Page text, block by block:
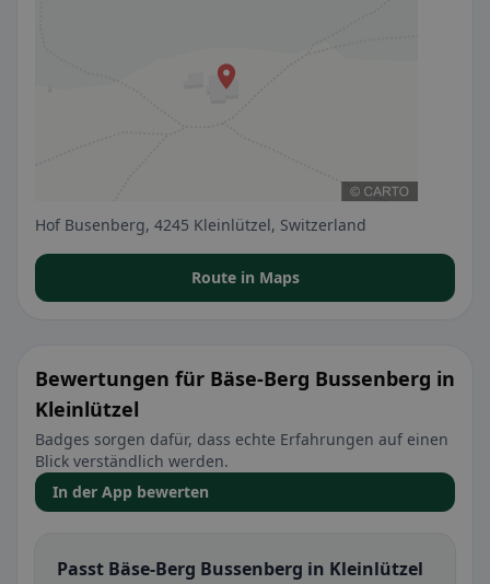
Hof Busenberg, 4245 Kleinlützel, Switzerland
Route in Maps
Bewertungen für Bäse-Berg Bussenberg in
Kleinlützel
Badges sorgen dafür, dass echte Erfahrungen auf einen
Blick verständlich werden.
In der App bewerten
Passt Bäse-Berg Bussenberg in Kleinlützel